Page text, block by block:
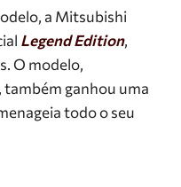
a Mitsubishi
Legend Edition,
O modelo,
ganhou uma
todo o seu